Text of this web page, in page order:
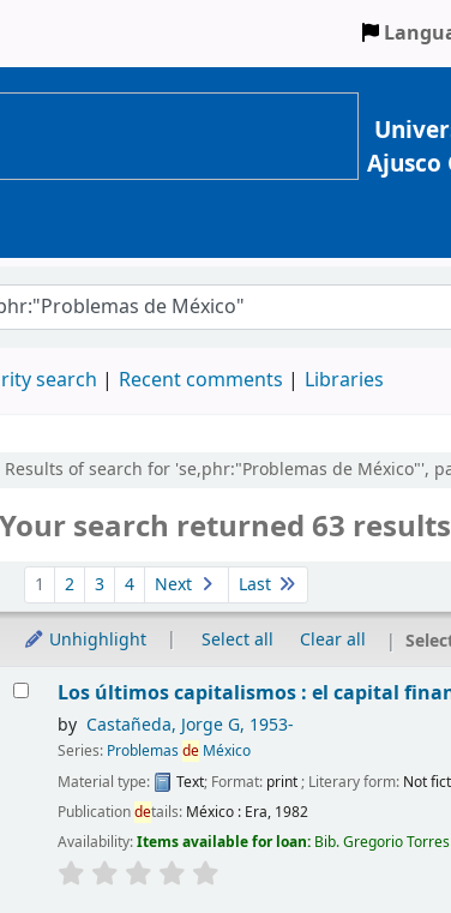
Ajusco
search Recent comments Libraries
Results of search for 'se,phr:"Problemas de México"',
Your search returned 63
Sort
1 2 3 4 Next Last
Unhighlight Select all Clear all
Results
Los últimos capitalismos : el capital
by Castañeda, Jorge G, 1953-
Series: Problemasde México
Material type:
Text; Format: print ; Literary form: Not
Publicationdetails: México : Era, 1982
Availability:Items available for loan: Bib. Gregorio